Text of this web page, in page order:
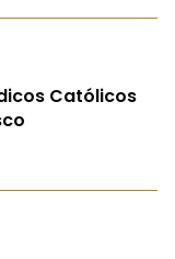
Católicos